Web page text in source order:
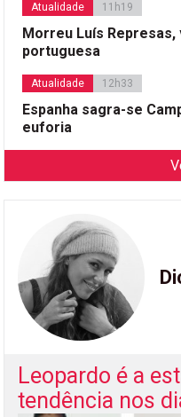
Atualidade 11h19
Morreu Luís
portuguesa
Atualidade 12h33
Espanha sagra-se
euforia
Leopardo é a
tendência nos